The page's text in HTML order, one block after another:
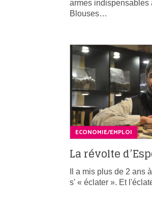
armes indispensables
Blouses…
ECONOMIE/EMPLOI
La révolte
Il a mis plus de 2 ans
s' « éclater ». Et